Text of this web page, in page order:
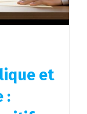
et
: